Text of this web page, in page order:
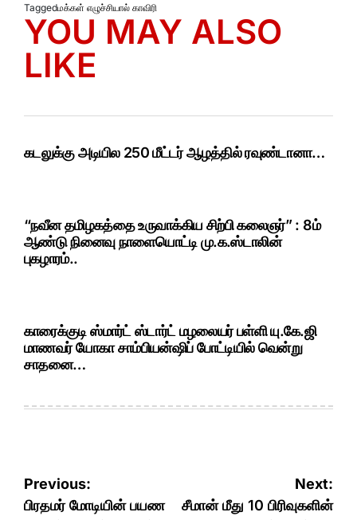
Taggedமக்கள் எழுச்சியால் காவிரி
YOU MAY ALSO
LIKE
கடலுக்கு அடியில 250 மீட்டர் ஆழத்தில் ரவுண்டானா…
“நவீன தமிழகத்தை உருவாக்கிய சிற்பி கலைஞர்” : 8ம்
ஆண்டு நினைவு நாளையொட்டி மு.க.ஸ்டாலின்
புகழாரம்..
காரைக்குடி ஸ்மார்ட் ஸ்டார்ட் மழலையர் பள்ளி யு.கே.ஜி
மாணவர் யோகா சாம்பியன்ஷிப் போட்டியில் வென்று
சாதனை…
Post
navigation
Previous:
பிரதமர் மோடியின் பயண
Next:
சீமான் மீது 10 பிரிவுகளின்